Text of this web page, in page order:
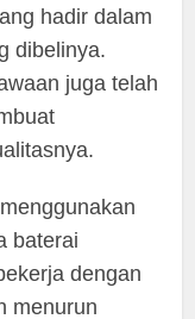
hadir dalam
dibelinya.
juga telah
baterai
dengan
menurun